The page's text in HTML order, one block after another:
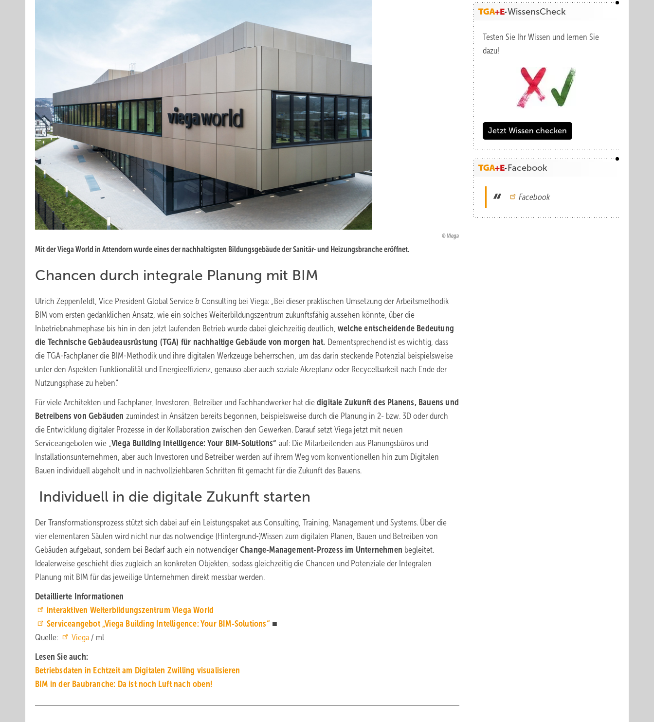
Viega
Mit der Viega World in Attendorn wurde eines der nachhaltigsten Bildungsgebäude der Sanitär- und Heizungsbranche eröffnet.
Chancen durch integrale Planung mit BIM
Ulrich Zeppenfeldt, Vice President Global Service & Consulting bei Viega: „Bei dieser praktischen Umsetzung der Arbeitsmethodik
BIM vom ersten gedanklichen Ansatz, wie ein solches Weiterbildungszentrum zukunftsfähig aussehen könnte, über die
Inbetriebnahmephase bis hin in den jetzt laufenden Betrieb wurde dabei gleichzeitig deutlich, welche entscheidende Bedeutung
die Technische Gebäudeausrüstung (TGA) für nachhaltige Gebäude von morgen hat. Dementsprechend ist es wichtig, dass
die TGA-Fachplaner die BIM-Methodik und ihre digitalen Werkzeuge beherrschen, um das darin steckende Potenzial beispielsweise
unter den Aspekten Funktionalität und Energieeffizienz, genauso aber auch soziale Akzeptanz oder Recycelbarkeit nach Ende der
Nutzungsphase zu heben.“
Für viele Architekten und Fachplaner, Investoren, Betreiber und Fachhandwerker hat die digitale Zukunft des Planens, Bauens und
Betreibens von Gebäuden zumindest in Ansätzen bereits begonnen, beispielsweise durch die Planung in 2- bzw. 3D oder durch
die Entwicklung digitaler Prozesse in der Kollaboration zwischen den Gewerken. Darauf setzt Viega jetzt mit neuen
Serviceangeboten wie „Viega Building Intelligence: Your BIM-Solutions“ auf: Die Mitarbeitenden aus Planungsbüros und
Installationsunternehmen, aber auch Investoren und Betreiber werden auf ihrem Weg vom konventionellen hin zum Digitalen
Bauen individuell abgeholt und in nachvollziehbaren Schritten fit gemacht für die Zukunft des Bauens.
Individuell in die digitale Zukunft starten
Der Transformationsprozess stützt sich dabei auf ein Leistungspaket aus Consulting, Training, Management und Systems. Über die
vier elementaren Säulen wird nicht nur das notwendige (Hintergrund-)Wissen zum digitalen Planen, Bauen und Betreiben von
Gebäuden aufgebaut, sondern bei Bedarf auch ein notwendiger Change-Management-Prozess im Unternehmen begleitet.
Idealerweise geschieht dies zugleich an konkreten Objekten, sodass gleichzeitig die Chancen und Potenziale der Integralen
Planung mit BIM für das jeweilige Unternehmen direkt messbar werden.
Detaillierte Informationen
interaktiven Weiterbildungszentrum Viega World
Serviceangebot „Viega Building Intelligence: Your BIM-Solutions“ ■
Quelle:
Viega / ml
Lesen Sie auch:
Betriebsdaten in Echtzeit am Digitalen Zwilling visualisieren
BIM in der Baubranche: Da ist noch Luft nach oben!
WissensCheck
Testen Sie Ihr Wissen und lernen Sie
dazu!
Jetzt Wissen checken
Facebook
Facebook